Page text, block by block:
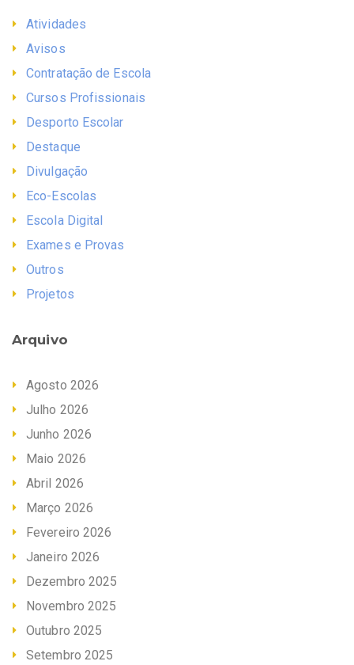
Atividades
Avisos
Contratação de Escola
Cursos Profissionais
Desporto Escolar
Destaque
Divulgação
Eco-Escolas
Escola Digital
Exames e Provas
Outros
Projetos
Arquivo
Agosto 2026
Julho 2026
Junho 2026
Maio 2026
Abril 2026
Março 2026
Fevereiro 2026
Janeiro 2026
Dezembro 2025
Novembro 2025
Outubro 2025
Setembro 2025